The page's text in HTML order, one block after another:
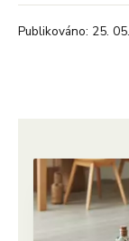
Publikováno: 25.